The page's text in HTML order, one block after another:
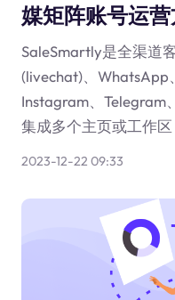
媒矩阵账号运
SaleSmartly是全渠道
(livechat)、WhatsApp
Instagram、Telegram
集成多个主页或工作区
2023-12-22 09:33